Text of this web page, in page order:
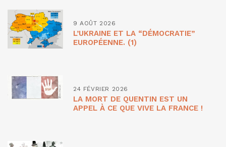
9 AOÛT 2026
L’UKRAINE ET LA “DÉMOCRATIE”
EUROPÉENNE. (1)
24 FÉVRIER 2026
LA MORT DE QUENTIN EST UN
APPEL À CE QUE VIVE LA FRANCE !